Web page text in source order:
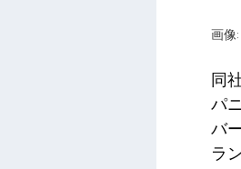
画像:
同
パ
バ
ラ